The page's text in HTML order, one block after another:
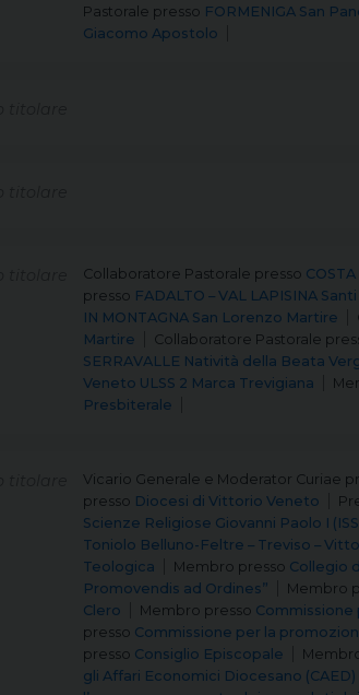
Pastorale presso FORMENIGA San
Giacomo Apostolo
Collaboratore Pastorale presso
presso FADALTO – VAL LAPISINA
IN MONTAGNA San Lorenzo Martire
Martire
Collaboratore Pastorale
SERRAVALLE Natività della Beata
Veneto ULSS 2 Marca Trevigiana
Presbiterale
Vicario Generale e Moderator Curiae
presso Diocesi di Vittorio Veneto
Scienze Religiose Giovanni Paolo I
Toniolo Belluno-Feltre – Treviso –
Teologica
Membro presso Collegio
Promovendis ad Ordines”
Membro
Clero
Membro presso Commissione
presso Commissione per la
presso Consiglio Episcopale
gli Affari Economici Diocesano (CAED)